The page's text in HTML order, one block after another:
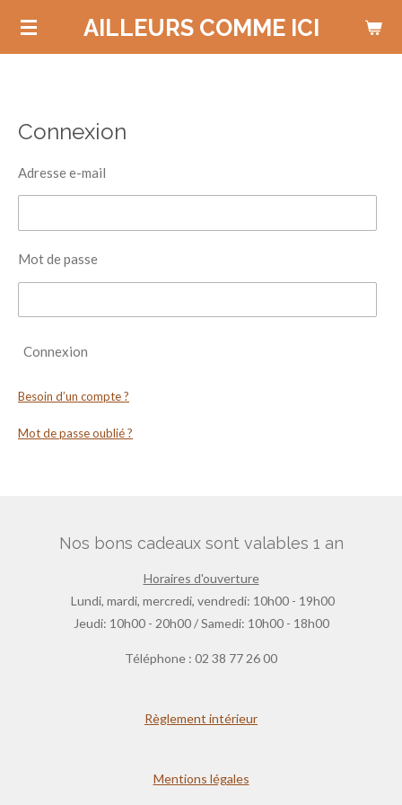
Passer
AILLEURS COMME ICI
Connexion
Adresse e-mail
Mot de passe
Connexion
Besoin d’un compte ?
Mot de passe oublié ?
Nos bons cadeaux sont valables 1 an
Horaires d'ouverture
Lundi, mardi, mercredi, vendredi: 10h00 - 19h00
Jeudi: 10h00 - 20h00 / Samedi: 10h00 - 18h00
Téléphone : 02 38 77 26 00
Règlement intérieur
Mentions légales